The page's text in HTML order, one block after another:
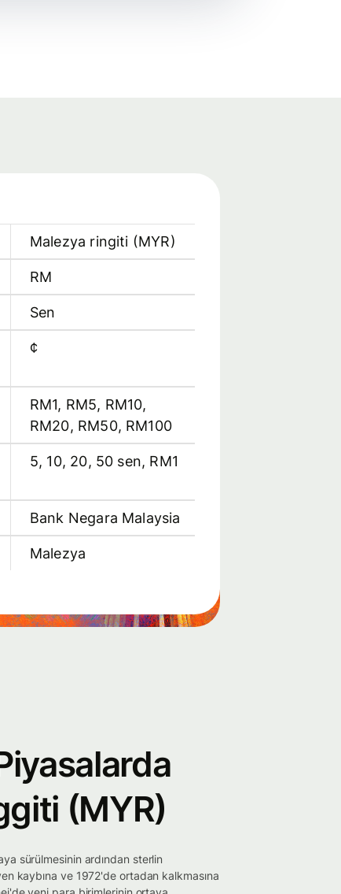
Malezya ringiti (MYR)
RM
Sen
¢
RM1, RM5, RM10,
RM20, RM50, RM100
5, 10, 20, 50 sen, RM1
Bank Negara Malaysia
Malezya
(MYR)
sürülmesinin ardından sterlin
kaybına ve 1972'de ortadan kalkmasına